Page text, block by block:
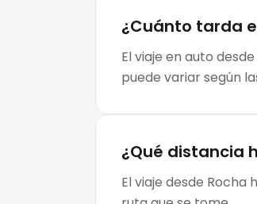
¿Cuánto tarda
El viaje en auto
puede variar según
¿Qué distancia
El viaje desde